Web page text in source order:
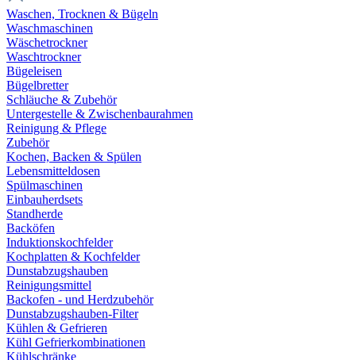
Waschen, Trocknen & Bügeln
Waschmaschinen
Wäschetrockner
Waschtrockner
Bügeleisen
Bügelbretter
Schläuche & Zubehör
Untergestelle & Zwischenbaurahmen
Reinigung & Pflege
Zubehör
Kochen, Backen & Spülen
Lebensmitteldosen
Spülmaschinen
Einbauherdsets
Standherde
Backöfen
Induktionskochfelder
Kochplatten & Kochfelder
Dunstabzugshauben
Reinigungsmittel
Backofen - und Herdzubehör
Dunstabzugshauben-Filter
Kühlen & Gefrieren
Kühl Gefrierkombinationen
Kühlschränke